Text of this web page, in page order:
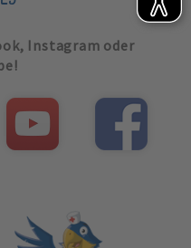
Instagram oder